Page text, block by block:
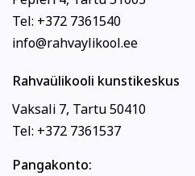
Tel: +372 7361540
info@rahvaylikool.ee
Rahvaülikooli kunstikeskus
Vaksali 7, Tartu 50410
Tel: +372 7361537
Pangakonto: